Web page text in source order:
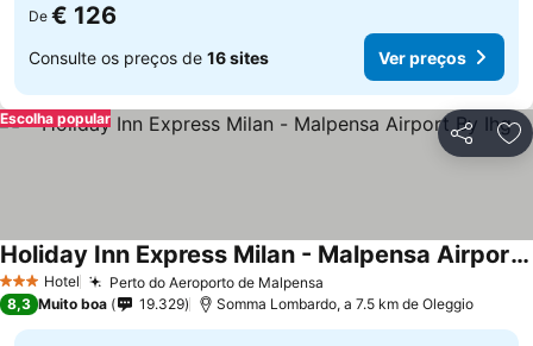
De € 126
Consulte os preços de 16 sites Ver preços
Partilhar
Escolha popular
3 EstrelasHotel Perto do Aeroporto de Malpensa
Holiday Inn Express Milan - Malpensa Airport By Ihg
8,3 Muito boa 19.329 Somma Lombardo, a 7.5 km de Oleggio